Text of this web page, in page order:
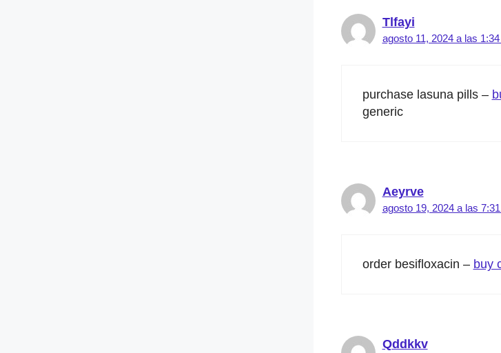
Tlfayi
agosto 11, 2024 a las
purchase lasuna pills –
generic
Aeyrve
agosto 19, 2024 a las
order besifloxacin – buy
Qddkkv